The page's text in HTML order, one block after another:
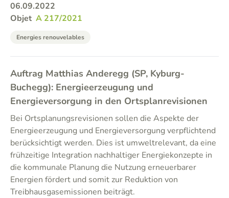
06.09.2022
Objet A 217/2021
Energies renouvelables
Auftrag Matthias Anderegg (SP, Kyburg-
Buchegg): Energieerzeugung und
Energieversorgung in den Ortsplanrevisionen
Bei Ortsplanungsrevisionen sollen die Aspekte der
Energieerzeugung und Energieversorgung verpflichtend
berücksichtigt werden. Dies ist umweltrelevant, da eine
frühzeitige Integration nachhaltiger Energiekonzepte in
die kommunale Planung die Nutzung erneuerbarer
Energien fördert und somit zur Reduktion von
Treibhausgasemissionen beiträgt.